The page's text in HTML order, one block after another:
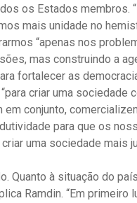
os Estados membros.
mais unidade no
“apenas nos
mas construindo a
fortalecer as
criar uma
conjunto,
para que os
uma sociedade mais
Quanto à situação do
Ramdin. “Em